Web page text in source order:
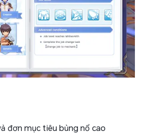
đơn mục tiêu bùng nổ cao